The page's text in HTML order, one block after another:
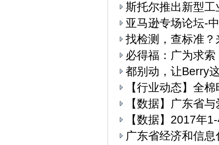
斯托尔推出新型
亚马逊专场论坛-
找检测，查标准
必得福：广为求
都别动，让Berry
【行业动态】全
【数据】广东省
【数据】2017年
广东省经济和信